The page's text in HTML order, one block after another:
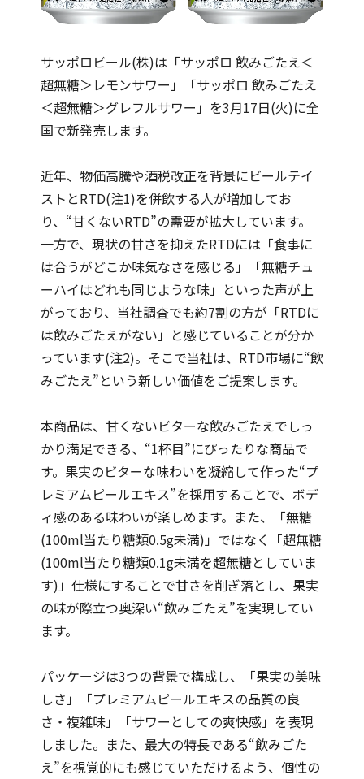
サッポロビール(株)は「サッポロ 飲みごたえ＜
超無糖＞レモンサワー」「サッポロ 飲みごたえ
＜超無糖＞グレフルサワー」を3月17日(火)に全
国で新発売します。
近年、物価高騰や酒税改正を背景にビールテイ
ストとRTD(注1)を併飲する人が増加してお
り、“甘くないRTD”の需要が拡大しています。
一方で、現状の甘さを抑えたRTDには「食事に
は合うがどこか味気なさを感じる」「無糖チュ
ーハイはどれも同じような味」といった声が上
がっており、当社調査でも約7割の方が「RTDに
は飲みごたえがない」と感じていることが分か
っています(注2)。そこで当社は、RTD市場に“飲
みごたえ”という新しい価値をご提案します。
本商品は、甘くないビターな飲みごたえでしっ
かり満足できる、“1杯目”にぴったりな商品で
す。果実のビターな味わいを凝縮して作った“プ
レミアムピールエキス”を採用することで、ボデ
ィ感のある味わいが楽しめます。また、「無糖
(100ml当たり糖類0.5g未満)」ではなく「超無糖
(100ml当たり糖類0.1g未満を超無糖としていま
す)」仕様にすることで甘さを削ぎ落とし、果実
の味が際立つ奥深い“飲みごたえ”を実現してい
ます。
パッケージは3つの背景で構成し、「果実の美味
しさ」「プレミアムピールエキスの品質の良
さ・複雑味」「サワーとしての爽快感」を表現
しました。また、最大の特長である“飲みごた
え”を視覚的にも感じていただけるよう、個性の